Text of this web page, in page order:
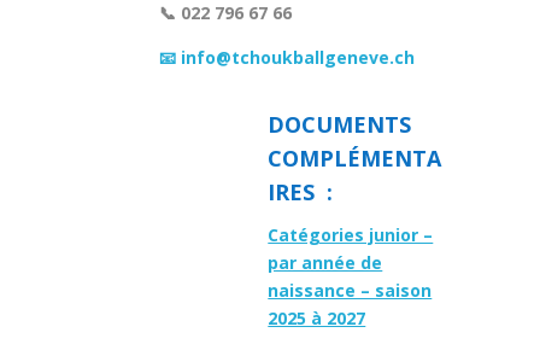
📞 022 796 67 66
📧 info@tchoukballgeneve.ch
DOCUMENTS
COMPLÉMENTA
IRES :
Catégories junior –
par année de
naissance – saison
2025 à 2027